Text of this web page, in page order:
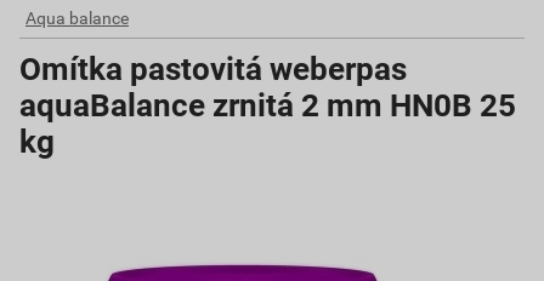
Aqua balance
Omítka pastovitá weberpas
aquaBalance zrnitá 2 mm HN0B 25
kg